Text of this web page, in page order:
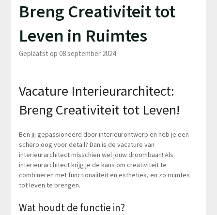
Breng Creativiteit tot
Leven in Ruimtes
Geplaatst op 08 september 2024
Vacature Interieurarchitect:
Breng Creativiteit tot Leven!
Ben jij gepassioneerd door interieurontwerp en heb je een
scherp oog voor detail? Dan is de vacature van
interieurarchitect misschien wel jouw droombaan! Als
interieurarchitect krijg je de kans om creativiteit te
combineren met functionaliteit en esthetiek, en zo ruimtes
tot leven te brengen.
Wat houdt de functie in?